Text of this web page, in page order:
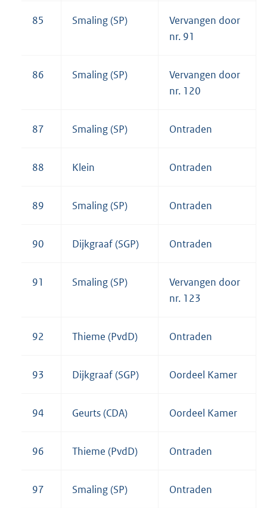
85 Smaling (SP)
Vervangen door
nr. 91
86 Smaling (SP)
Vervangen door
nr. 120
87 Smaling (SP) Ontraden
88 Klein Ontraden
89 Smaling (SP) Ontraden
90 Dijkgraaf (SGP) Ontraden
91 Smaling (SP)
Vervangen door
nr. 123
92 Thieme (PvdD) Ontraden
93 Dijkgraaf (SGP) Oordeel Kamer
94 Geurts (CDA) Oordeel Kamer
96 Thieme (PvdD) Ontraden
97 Smaling (SP) Ontraden